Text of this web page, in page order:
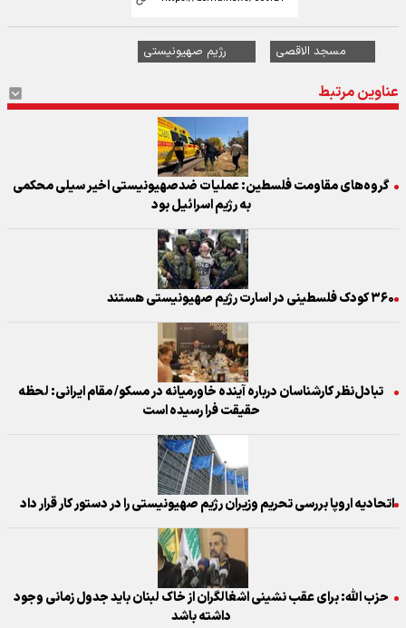
مسجد الاقصی رژیم صهیونیستی
عناوین مرتبط
گروه‌های مقاومت فلسطین: عملیات ضدصهیونیستی اخیر سیلی محکمی
به رژیم اسرائیل بود
۳۶۰ کودک فلسطینی در اسارت رژیم صهیونیستی هستند
تبادل‌نظر کارشناسان درباره آینده خاورمیانه در مسکو/ مقام ایرانی: لحظه
حقیقت فرا رسیده است
اتحادیه اروپا بررسی تحریم وزیران رژیم صهیونیستی را در دستور کار قرار داد
حزب الله: برای عقب نشینی اشغالگران از خاک لبنان باید جدول زمانی وجود
داشته باشد